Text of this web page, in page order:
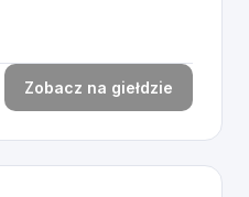
Zobacz na giełdzie